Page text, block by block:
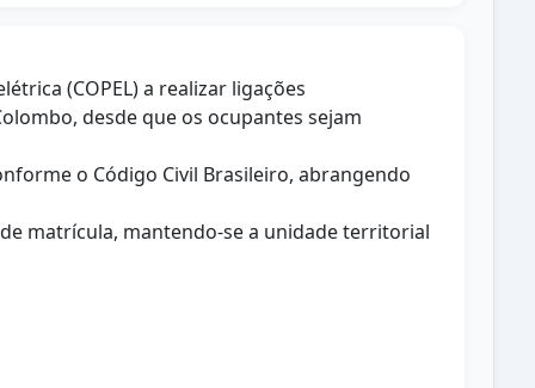
(COPEL) a realizar ligações
desde que os ocupantes sejam
o Código Civil Brasileiro, abrangendo
matrícula, mantendo-se a unidade territorial